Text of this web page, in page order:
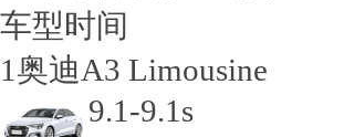
车型时间
1奥迪A3 Limousine
9.1-9.1s